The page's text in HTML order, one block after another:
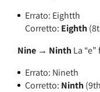
Errato: Eightth
Corretto: Eighth
Nine → Ninth La
Errato: Nineth
Corretto: Ninth